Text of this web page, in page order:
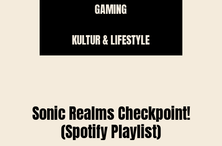
GAMING
KULTUR & LIFESTYLE
Sonic Realms Checkpoint!
(Spotify Playlist)